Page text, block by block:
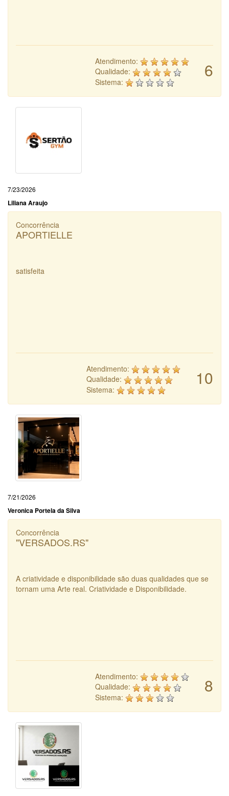
6
Atendimento:
Qualidade:
Sistema:
7/23/2026
Liliana Araujo
Concorrência
APORTIELLE
satisfeita
10
Atendimento:
Qualidade:
Sistema:
7/21/2026
Veronica Portela da Silva
Concorrência
"VERSADOS.RS"
A criatividade e disponibilidade são duas qualidades que se
tornam uma Arte real. Criatividade e Disponibilidade.
8
Atendimento:
Qualidade:
Sistema: